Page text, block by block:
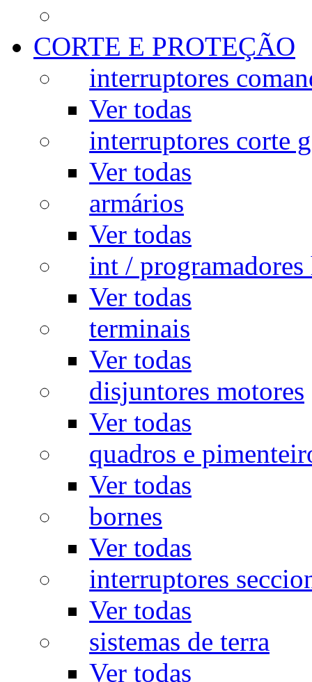
CORTE E PROTEÇÃO
interruptores
Ver todas
interruptores corte
Ver todas
armários
Ver todas
int / programadores
Ver todas
terminais
Ver todas
disjuntores motores
Ver todas
quadros e
Ver todas
bornes
Ver todas
interruptores
Ver todas
sistemas de terra
Ver todas